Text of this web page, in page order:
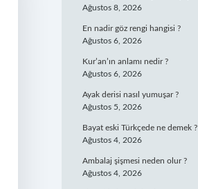
Ağustos 8, 2026
En nadir göz rengi hangisi ?
Ağustos 6, 2026
Kur’an’ın anlamı nedir ?
Ağustos 6, 2026
Ayak derisi nasıl yumuşar ?
Ağustos 5, 2026
Bayat eski Türkçede ne demek ?
Ağustos 4, 2026
Ambalaj şişmesi neden olur ?
Ağustos 4, 2026